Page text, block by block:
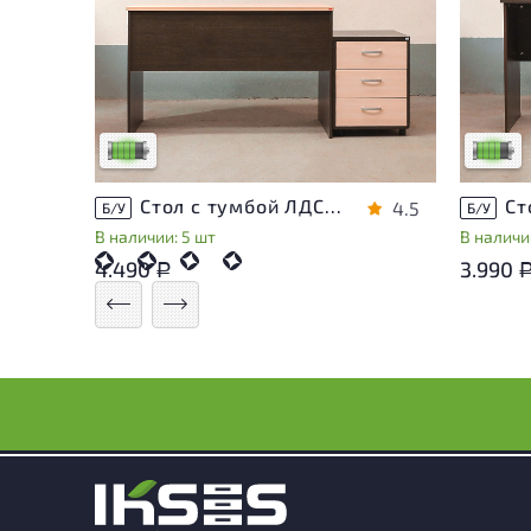
У товара присутствуют незначительные
следы эксплуатации, не влияющие на
удобство его использования
Низкая степень износа
Б/У
В наличии: 5 шт
4.5
4.490Р
У
следы
Низкая
Б/У
В
3.990